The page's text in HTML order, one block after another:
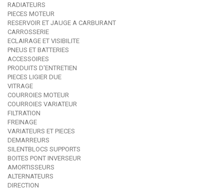
RADIATEURS
PIECES MOTEUR
RESERVOIR ET JAUGE A CARBURANT
CARROSSERIE
ECLAIRAGE ET VISIBILITE
PNEUS ET BATTERIES
ACCESSOIRES
PRODUITS D'ENTRETIEN
PIECES LIGIER DUE
VITRAGE
COURROIES MOTEUR
COURROIES VARIATEUR
FILTRATION
FREINAGE
VARIATEURS ET PIECES
DEMARREURS
SILENTBLOCS SUPPORTS
BOITES PONT INVERSEUR
AMORTISSEURS
ALTERNATEURS
DIRECTION